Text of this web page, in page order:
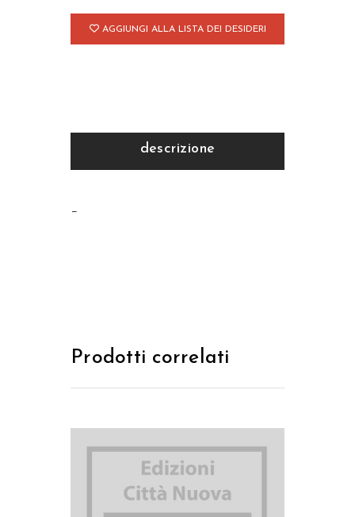
AGGIUNGI ALLA LISTA DEI DESIDERI
descrizione
–
Prodotti correlati